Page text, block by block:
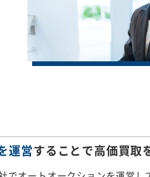
運営することで高価買取